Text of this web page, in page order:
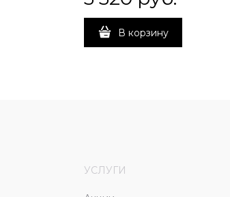
В корзину
УСЛУГИ